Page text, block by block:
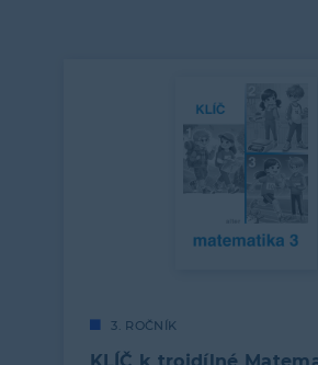
3. ROČNÍK
KLÍČ k trojdílné